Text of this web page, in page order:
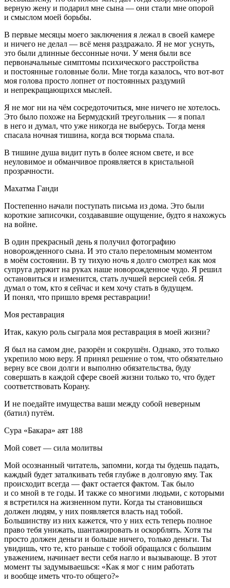
верную жену и подарил мне сына — они стали мне опорой
и смыслом моей борьбы.
В первые месяцы моего заключения я лежал в своей камере
и ничего не делал — всё меня раздражало. Я не мог уснуть,
это были длинные бессонные ночи. У меня были все
первоначальные симптомы психического расстройства
и постоянные головные боли. Мне тогда казалось, что вот-вот
моя голова просто лопнет от постоянных раздумий
и непрекращающихся мыслей.
Я не мог ни на чём сосредоточиться, мне ничего не хотелось.
Это было похоже на Бермудский треугольник — я попал
в него и думал, что уже никогда не выберусь. Тогда меня
спасала ночная тишина, когда вся тюрьма спала.
В тишине душа видит путь в более ясном свете, и все
неуловимое и обманчивое проявляется в кристальной
прозрачности.
Махатма Ганди
Постепенно начали поступать письма из дома. Это были
короткие записочки, создававшие ощущение, будто я нахожусь
на войне.
В один прекрасный день я получил фотографию
новорожденного сына. И это стало переломным моментом
в моём состоянии. В ту тихую ночь я долго смотрел как моя
супруга держит на руках наше новорожденное чудо. Я решил
остановиться и изменится, стать лучшей версией себя. Я
думал о том, кто я сейчас и кем хочу стать в будущем.
И понял, что пришло время реставрации!
Моя реставрация
Итак, какую роль сыграла моя реставрация в моей жизни?
Я был на самом дне, разорён и сокрушён. Однако, это только
укрепило мою веру. Я принял решение о том, что обязательно
верну все свои долги и выполню обязательства, буду
совершать в каждой сфере своей жизни только то, что будет
соответствовать Корану.
И не поедайте имущества ваши между собой неверным
(батил) путём.
Сура «Бакара» аят 188
Мой совет — сила молитвы
Мой осознанный читатель, запомни, когда ты будешь падать,
каждый будет заталкивать тебя глубже в долговую яму. Так
происходит всегда — факт остается фактом. Так было
и со мной в те годы. И также со многими людьми, с которыми
я встретился на жизненном пути. Когда ты становишься
должен людям, у них появляется власть над тобой.
Большинству из них кажется, что у них есть теперь полное
право тебя унижать, шантажировать и оскорблять. Хотя ты
просто должен деньги и больше ничего, только деньги. Ты
увидишь, что те, кто раньше с тобой обращался с большим
уважением, начинает вести себя нагло и вызывающе. В этот
момент ты задумываешься: «Как я мог с ним работать
и вообще иметь что-то общего?»